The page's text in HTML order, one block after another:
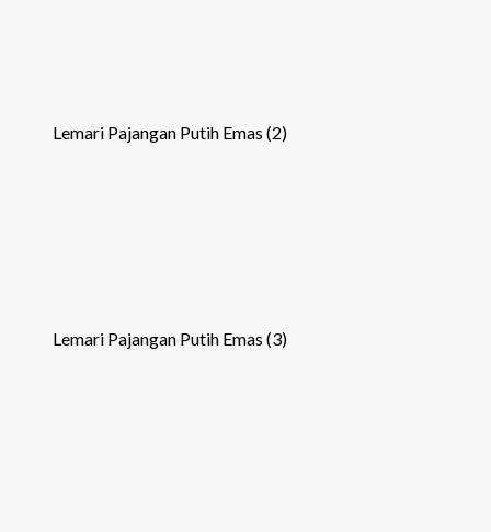
Lemari Pajangan Putih Emas (2)
Lemari Pajangan Putih Emas (3)